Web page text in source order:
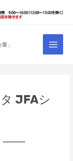
」
Main
JFAシ